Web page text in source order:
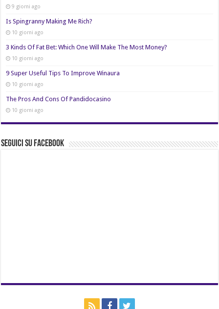
9 giorni ago
Is Spingranny Making Me Rich?
10 giorni ago
3 Kinds Of Fat Bet: Which One Will Make The Most Money?
10 giorni ago
9 Super Useful Tips To Improve Winaura
10 giorni ago
The Pros And Cons Of Pandidocasino
10 giorni ago
Seguici su Facebook